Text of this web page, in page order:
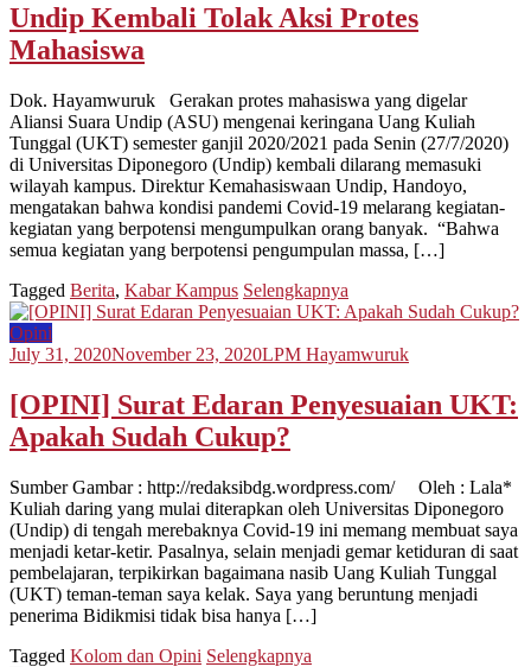
Undip Kembali Tolak Aksi Protes
Mahasiswa
Dok. Hayamwuruk Gerakan protes mahasiswa yang digelar
Aliansi Suara Undip (ASU) mengenai keringana Uang Kuliah
Tunggal (UKT) semester ganjil 2020/2021 pada Senin (27/7/2020)
di Universitas Diponegoro (Undip) kembali dilarang memasuki
wilayah kampus. Direktur Kemahasiswaan Undip, Handoyo,
mengatakan bahwa kondisi pandemi Covid-19 melarang kegiatan-
kegiatan yang berpotensi mengumpulkan orang banyak. “Bahwa
semua kegiatan yang berpotensi pengumpulan massa, […]
Tagged Berita, Kabar Kampus Selengkapnya
Opini
July 31, 2020November 23, 2020LPM Hayamwuruk
[OPINI] Surat Edaran Penyesuaian UKT:
Apakah Sudah Cukup?
Sumber Gambar : http://redaksibdg.wordpress.com/ Oleh : Lala*
Kuliah daring yang mulai diterapkan oleh Universitas Diponegoro
(Undip) di tengah merebaknya Covid-19 ini memang membuat saya
menjadi ketar-ketir. Pasalnya, selain menjadi gemar ketiduran di saat
pembelajaran, terpikirkan bagaimana nasib Uang Kuliah Tunggal
(UKT) teman-teman saya kelak. Saya yang beruntung menjadi
penerima Bidikmisi tidak bisa hanya […]
Tagged Kolom dan Opini Selengkapnya